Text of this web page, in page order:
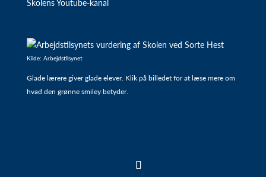
Skolens Youtube-kanal
Kilde: Arbejdstilsynet
Glade lærere giver glade elever. Klik på billedet for at læse mere om
hvad den grønne smiley betyder.